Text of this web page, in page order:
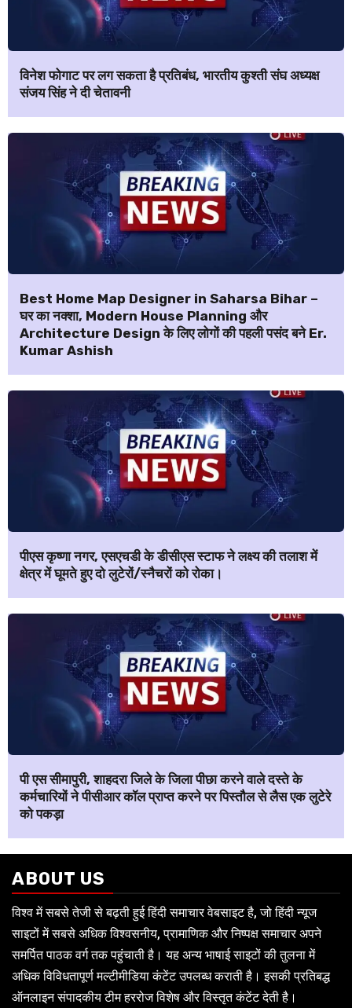
विनेश फोगाट पर लग सकता है प्रतिबंध, भारतीय कुश्ती संघ अध्यक्ष
संजय सिंह ने दी चेतावनी
Best Home Map Designer in Saharsa Bihar –
घर का नक्शा, Modern House Planning और
Architecture Design के लिए लोगों की पहली पसंद बने Er.
Kumar Ashish
पीएस कृष्णा नगर, एसएचडी के डीसीएस स्टाफ ने लक्ष्य की तलाश में
क्षेत्र में घूमते हुए दो लुटेरों/स्नैचरों को रोका।
पी एस सीमापुरी, शाहदरा जिले के जिला पीछा करने वाले दस्ते के
कर्मचारियों ने पीसीआर कॉल प्राप्त करने पर पिस्तौल से लैस एक लुटेरे
को पकड़ा
ABOUT US
विश्व में सबसे तेजी से बढ़ती हुई हिंदी समाचार वेबसाइट है, जो हिंदी न्यूज
साइटों में सबसे अधिक विश्वसनीय, प्रामाणिक और निष्पक्ष समाचार अपने
समर्पित पाठक वर्ग तक पहुंचाती है। यह अन्य भाषाई साइटों की तुलना में
अधिक विविधतापूर्ण मल्टीमीडिया कंटेंट उपलब्ध कराती है। इसकी प्रतिबद्ध
ऑनलाइन संपादकीय टीम हररोज विशेष और विस्तृत कंटेंट देती है।